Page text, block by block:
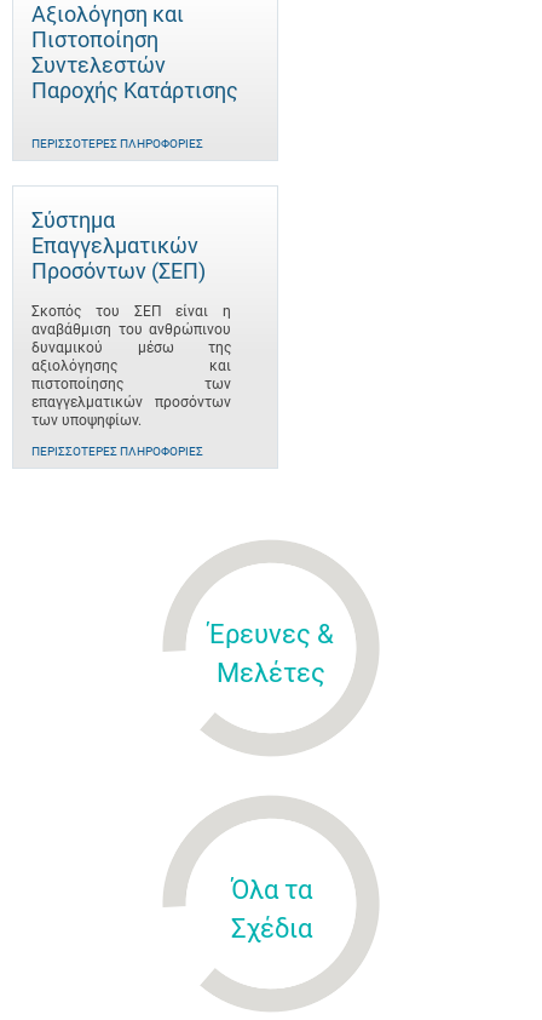
Αξιολόγηση και
Πιστοποίηση
Συντελεστών
Παροχής Κατάρτισης
ΠΕΡΙΣΣΌΤΕΡΕΣ ΠΛΗΡΟΦΟΡΊΕΣ
Σύστημα
Επαγγελματικών
Προσόντων (ΣΕΠ)
Σκοπός του ΣΕΠ είναι η
αναβάθμιση του ανθρώπινου
δυναμικού μέσω της
αξιολόγησης και
πιστοποίησης των
επαγγελματικών προσόντων
των υποψηφίων.
ΠΕΡΙΣΣΌΤΕΡΕΣ ΠΛΗΡΟΦΟΡΊΕΣ
Έρευνες &
Μελέτες
Όλα τα
Σχέδια